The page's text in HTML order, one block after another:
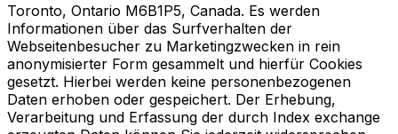
Toronto, Ontario M6B1P5, Canada. Es werden
Informationen über das Surfverhalten der
Webseitenbesucher zu Marketingzwecken in rein
anonymisierter Form gesammelt und hierfür Cookies
gesetzt. Hierbei werden keine personenbezogenen
Daten erhoben oder gespeichert. Der Erhebung,
Verarbeitung und Erfassung der durch Index exchange